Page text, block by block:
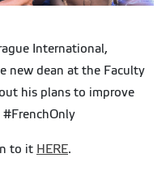
International,
new dean at the Faculty
his plans to improve
to it HERE.